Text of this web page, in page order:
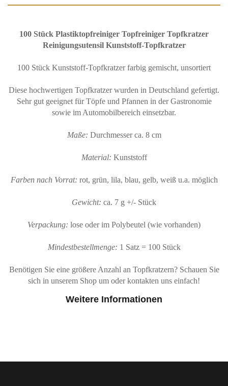
100 Stück Plastiktopfreiniger Topfreiniger Topfkratzer
Reinigungsutensil Kunststoff-Topfkratzer
100 Stück Kunststoff-Topfkratzer farbig gemischt, unsortiert
Diese hochwertigen Topfkratzer wurden in Deutschland gefertigt.
Sehr gut geeignet für Töpfe und Pfannen in der Gastronomie
sowie im Automobilbereich einsetzbar.
Maße: Durchmesser ca. 8 cm
Material: Kunststoff
Farben nach Vorrat: rot, grün, lila, blau, gelb, weiß u.a. möglich
Gewicht: ca. 7 g +/- Stück
Verpackung: lose oder im Polybeutel (wie vorhanden)
Mindestbestellmenge: 1 Satz = 100 Stück
Benötigen Sie eine größere Anzahl an Topfkratzern? Schauen Sie
sich in unserem Shop um oder kontakten uns einfach!
Weitere Informationen